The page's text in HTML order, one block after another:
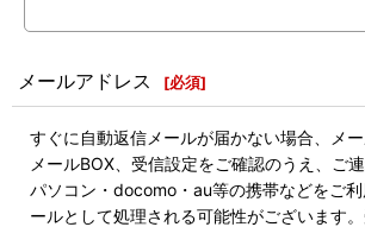
メールアドレス [必須]
すぐに自動返信メールが届かない場合、メ
メールBOX、受信設定をご確認のうえ、ご
パソコン・docomo・au等の携帯などをご
ールとして処理される可能性がございます